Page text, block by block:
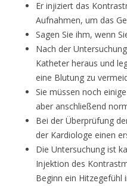
Er injiziert das
Aufnahmen, um das
Sagen Sie ihm, wenn
Nach der
Katheter heraus und
eine Blutung zu
Sie müssen noch
aber anschließend
Bei der Überprüfung
der Kardiologe einen
Die Untersuchung ist
Injektion des
Beginn ein Hitzegefühl